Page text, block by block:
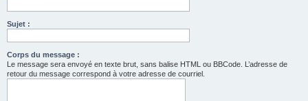
Sujet :
Corps du message :
Le message sera envoyé en texte brut, sans balise HTML ou BBCode. L’adresse de
retour du message correspond à votre adresse de courriel.